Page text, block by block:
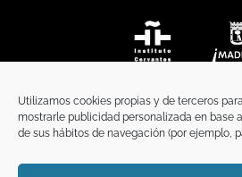
Utilizamos cookies propias y de terceros
mostrarle publicidad personalizada en base
de sus hábitos de navegación (por ejemplo,